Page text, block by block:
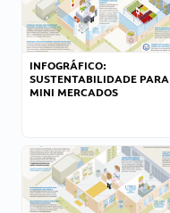
INFOGRÁFICO:
SUSTENTABILIDADE PARA
MINI MERCADOS